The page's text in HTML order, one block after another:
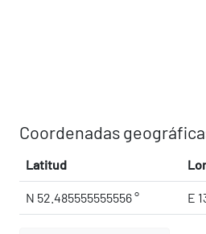
Coordenadas
Latitud
N 52.485555555556 ° E